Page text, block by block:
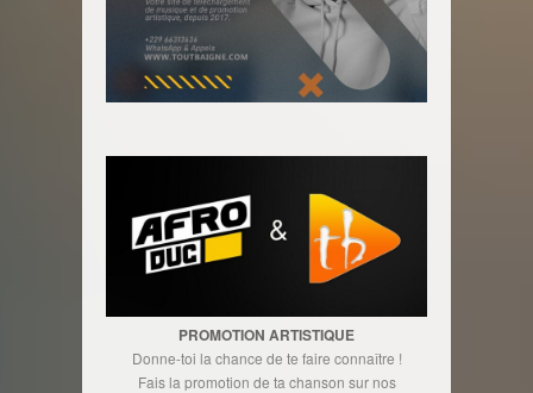
PROMOTION ARTISTIQUE
Donne-toi la chance de te faire connaître !
Fais la promotion de ta chanson sur nos